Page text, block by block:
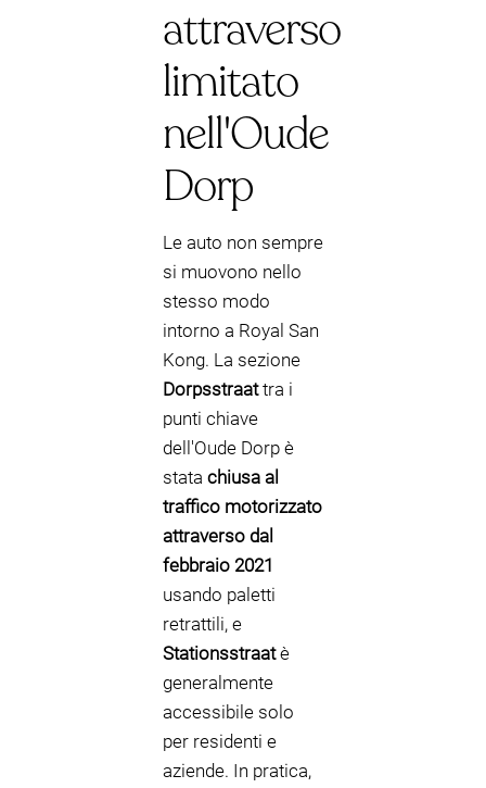
attraverso
limitato
nell'Oude
Dorp
Le auto non sempre
si muovono nello
stesso modo
intorno a Royal San
Kong. La sezione
Dorpsstraattra i
punti chiave
dell'Oude Dorp è
stata chiusa al
traffico motorizzato
attraverso dal
febbraio 2021
usando paletti
retrattili, e
Stationsstraatè
generalmente
accessibile solo
per residenti e
aziende. In pratica,